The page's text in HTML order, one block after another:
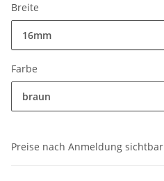
Breite
16mm
Farbe
braun
Preise nach Anmeldung sichtbar